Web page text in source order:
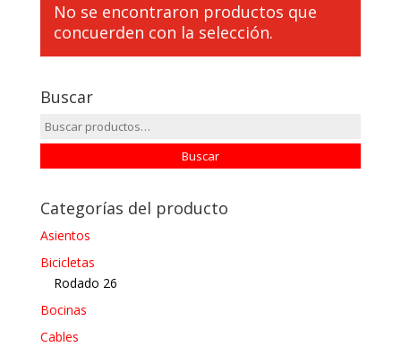
No se encontraron productos que
concuerden con la selección.
Buscar
Buscar
por:
Buscar
Categorías del producto
Asientos
Bicicletas
Rodado 26
Bocinas
Cables